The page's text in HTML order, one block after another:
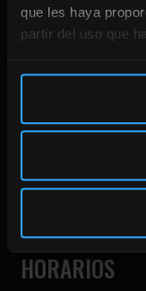
que les haya
partir del uso que
CENTRO
28028 Madrid.
CENTRO
Calle Don
28006 Madrid.
HORARIOS